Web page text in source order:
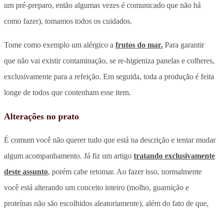
um pré-preparo, então algumas vezes é comunicado que não há
como fazer), tomamos todos os cuidados.
Tome como exemplo um alérgico a frutos do mar. Para garantir
que não vai existir contaminação, se re-higieniza panelas e colheres,
exclusivamente para a refeição. Em seguida, toda a produção é feita
longe de todos que contenham esse item.
Alterações no prato
É comum você não querer tudo que está na descrição e tentar mudar
algum acompanhamento. Já fiz um artigo tratando exclusivamente
deste assunto, porém cabe retomar. Ao fazer isso, normalmente
você está alterando um conceito inteiro (molho, guarnição e
proteínas não são escolhidos aleatoriamente), além do fato de que,